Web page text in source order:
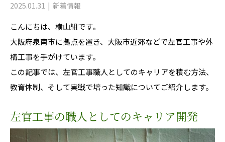
2025.01.31 新着情報
こんにちは、横山組です。
大阪府泉南市に拠点を置き、大阪市近郊などで左官工事や外
構工事を手がけています。
この記事では、左官工事職人としてのキャリアを積む方法、
教育体制、そして実戦で培った知識についてご紹介します。
左官工事の職人としてのキャリア開発